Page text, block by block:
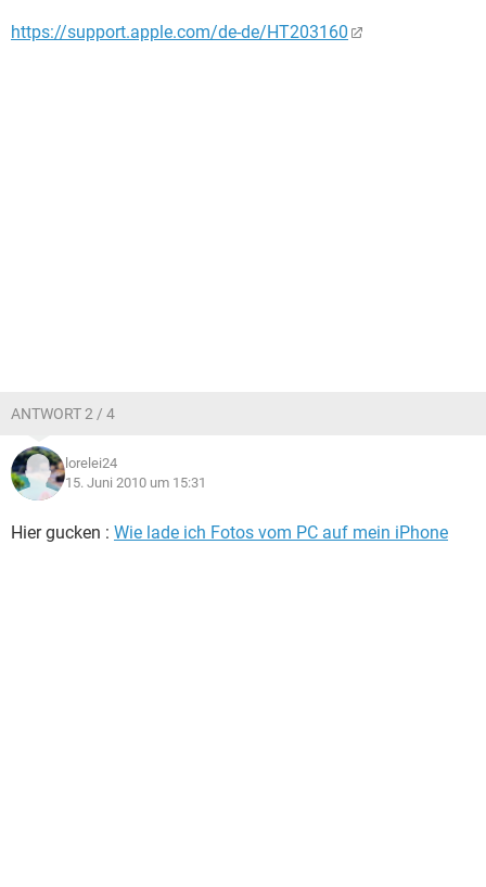
https://support.apple.com/de-de/HT203160
ANTWORT 2 / 4
lorelei24
15. Juni 2010 um 15:31
Hier gucken : Wie lade ich Fotos vom PC auf mein iPhone